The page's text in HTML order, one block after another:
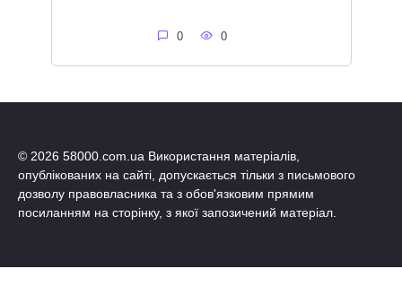
0 0
© 2026 58000.com.ua Використання матеріалів,
опублікованих на сайті, допускається тільки з письмового
дозволу правовласника та з обов'язковим прямим
посиланням на сторінку, з якої запозичений матеріал.